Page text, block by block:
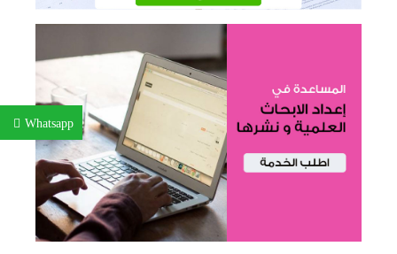
Whatsapp